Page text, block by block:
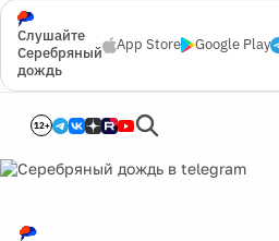
Слушайте
Серебряный
дождь
App Store Google Play
12+